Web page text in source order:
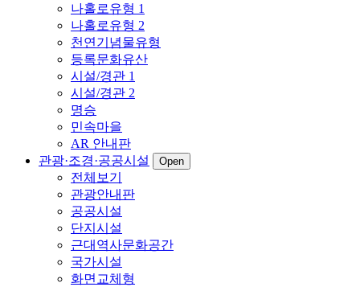
나홀로유형 1
나홀로유형 2
천연기념물유형
등록문화유산
시설/경관 1
시설/경관 2
명승
민속마을
AR 안내판
관광·조경·공공시설
Open
전체보기
관광안내판
공공시설
단지시설
근대역사문화공간
국가시설
화면교체형